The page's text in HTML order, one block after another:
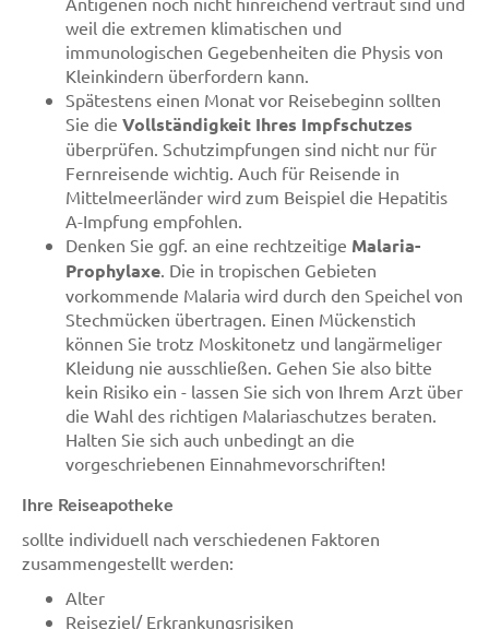
weil die extremen klimatischen und
immunologischen Gegebenheiten die Physis von
Kleinkindern überfordern kann.
Spätestens einen Monat vor Reisebeginn sollten
Sie die Vollständigkeit Ihres Impfschutzes
überprüfen. Schutzimpfungen sind nicht nur für
Fernreisende wichtig. Auch für Reisende in
Mittelmeerländer wird zum Beispiel die Hepatitis
A-Impfung empfohlen.
Denken Sie ggf. an eine rechtzeitige Malaria-
Prophylaxe . Die in tropischen Gebieten
vorkommende Malaria wird durch den Speichel von
Stechmücken übertragen. Einen Mückenstich
können Sie trotz Moskitonetz und langärmeliger
Kleidung nie ausschließen. Gehen Sie also bitte
kein Risiko ein - lassen Sie sich von Ihrem Arzt über
die Wahl des richtigen Malariaschutzes beraten.
Halten Sie sich auch unbedingt an die
vorgeschriebenen Einnahmevorschriften!
Ihre Reiseapotheke
sollte individuell nach verschiedenen Faktoren
zusammengestellt werden:
Alter
Reiseziel/ Erkrankungsrisiken